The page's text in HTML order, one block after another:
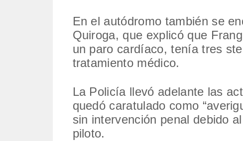
En el autódromo también se
Quiroga, que explicó que
un paro cardíaco, tenía tres
tratamiento médico.
La Policía llevó adelante las
quedó caratulado como
sin intervención penal debido
piloto.